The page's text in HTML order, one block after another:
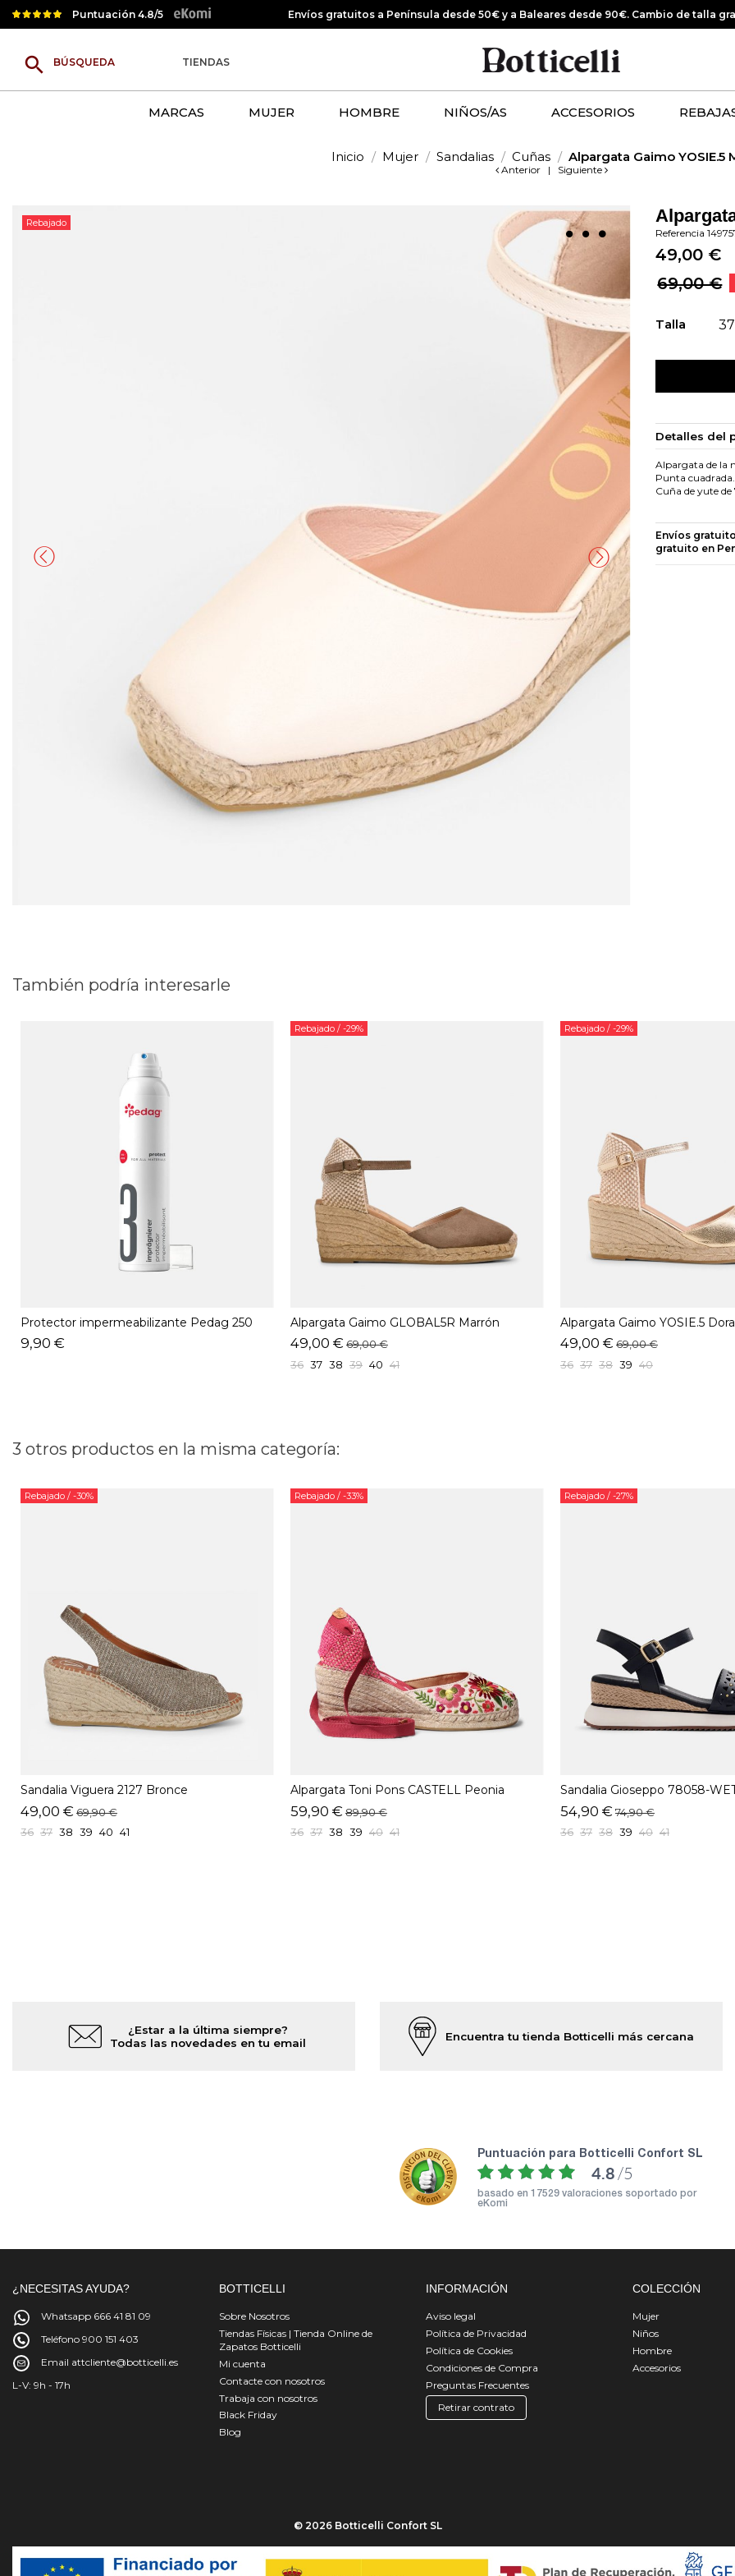
Puntuación 4.8/5 Envíos gratuitos a Península desde 50€ y a Baleares desde 90€. Cambio de talla
search TIENDAS
MARCAS MUJER HOMBRE NIÑOS/AS ACCESORIOS
Inicio Mujer Sandalias Cuñas Alpargata Gaimo YOSIE.5
Anterior | Siguiente
Rebajado
Referencia
49,00 €
69,00 €
Talla 37
Detalles del
Alpargata de la
Punta
Cuña de yute
Envíos
gratuito en
También podría interesarle
Protector impermeabilizante Pedag 250
ML
9,90 €
Rebajado / -29%
Alpargata Gaimo GLOBAL5R Marrón
49,00 € 69,00 €
36 37 38 39 40 41
Rebajado / -29%
Alpargata Gaimo YOSIE.5
49,00 € 69,00 €
36 37 38 39 40
3 otros productos en la misma categoría:
Rebajado / -30%
Sandalia Viguera 2127 Bronce
49,00 € 69,90 €
36 37 38 39 40 41
Rebajado / -33%
Alpargata Toni Pons CASTELL Peonia
59,90 € 89,90 €
36 37 38 39 40 41
Rebajado / -27%
Sandalia Gioseppo 78058-
54,90 € 74,90 €
36 37 38 39 40 41
¿Estar a la última siempre?
Todas las novedades en tu email
Encuentra tu tienda Botticelli más cercana
puntuación para Botticelli Confort SL
4.8 /5
basado en 17529 valoraciones soportado por
eKomi
¿NECESITAS AYUDA?
Whatsapp 666 41 81 09
Teléfono 900 151 403
Email attcliente@botticelli.es
L-V: 9h - 17h
BOTTICELLI
Sobre Nosotros
Tiendas Físicas | Tienda Online de
Zapatos Botticelli
Mi cuenta
Contacte con nosotros
Trabaja con nosotros
Black Friday
Blog
INFORMACIÓN
Aviso legal
Política de Privacidad
Política de Cookies
Condiciones de Compra
Preguntas Frecuentes
Retirar contrato
COLECCIÓN
Mujer
Niños
Hombre
Accesorios
© 2026 Botticelli Confort SL